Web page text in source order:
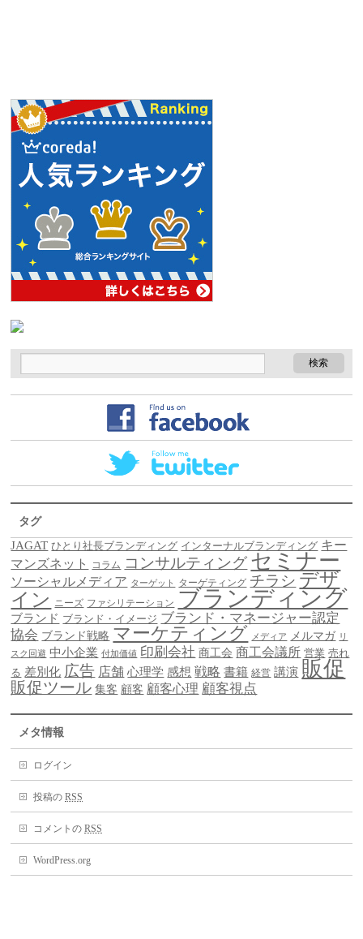
タグ
JAGAT ひとり社長ブランディング インターナルブランディング キー
マンズネット
コラム コンサルティング セミナー
ソーシャルメディア ターゲット ターゲティング チラシ デザ
イン ニーズ ファシリテーション ブランディング
ブランド ブランド・イメージ ブランド・マネージャー認定
協会 ブランド戦略 マーケティング メディア メルマガ リ
スク回避 中小企業 付加価値 印刷会社 商工会 商工会議所 営業 売れ
る 差別化 広告 店舗 心理学 感想 戦略 書籍 経営 講演 販促
販促ツール 集客 顧客 顧客心理 顧客視点
メタ情報
ログイン
投稿のRSS
コメントのRSS
WordPress.org